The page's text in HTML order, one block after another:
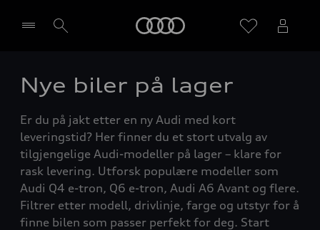
Velg forhandler
Nye biler på lager
Er du på jakt etter en ny Audi med kort
leveringstid? Her finner du et stort utvalg av
tilgjengelige Audi-modeller på lager – klare for
rask levering. Utforsk populære modeller som
Audi Q4 e-tron, Q6 e-tron, Audi A6 Avant og flere.
Filtrer etter modell, drivlinje, farge og utstyr for å
finne bilen som passer perfekt for deg. Start